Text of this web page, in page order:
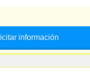
información